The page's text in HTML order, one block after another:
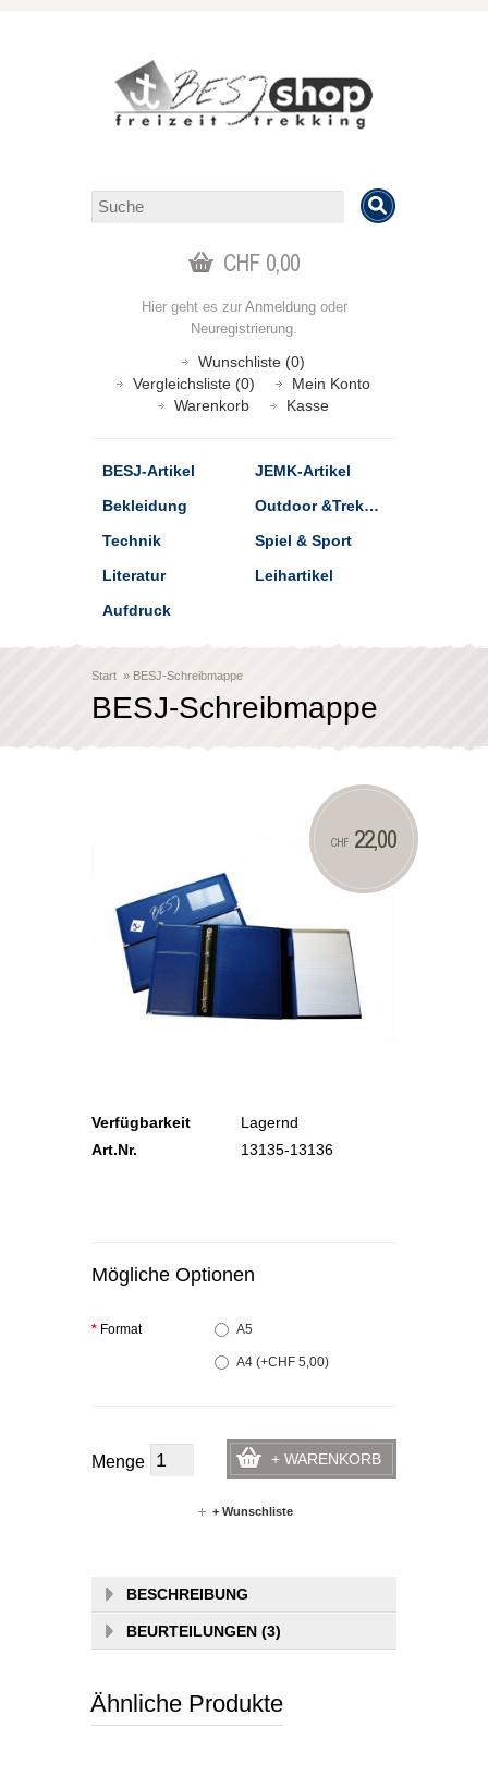
CHF 0,00
Hier geht es zur Anmeldungoder
Neuregistrierung.
Wunschliste (0)
Vergleichsliste (0)
Mein Konto
Warenkorb
Kasse
BESJ-Artikel
JEMK-Artikel
Bekleidung
Outdoor &Trekking
Technik
Spiel & Sport
Literatur
Leihartikel
Aufdruck
Start » BESJ-Schreibmappe
BESJ-Schreibmappe
CHF 22,00
Verfügbarkeit
Lagernd
Art.Nr.
13135-13136
Mögliche Optionen
* Format A5
A4 (+CHF 5,00)
Menge + WARENKORB
+ Wunschliste
BESCHREIBUNG
BEURTEILUNGEN (3)
Ähnliche Produkte